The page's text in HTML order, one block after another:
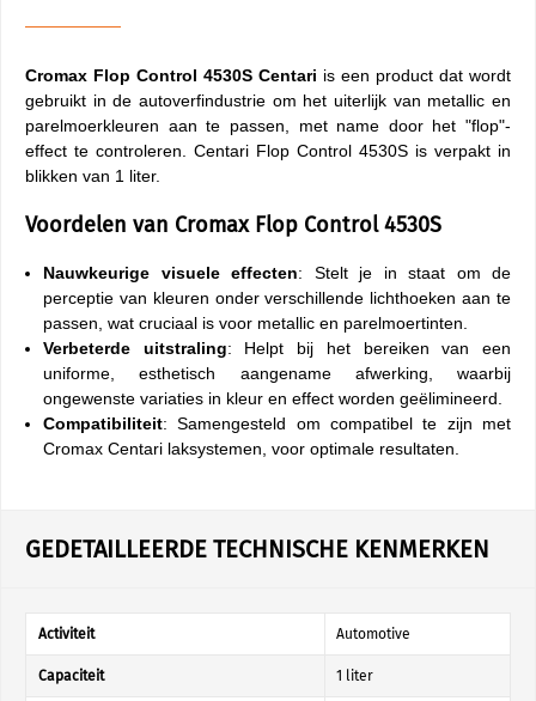
Cromax Flop Control 4530S Centari is een product dat wordt
gebruikt in de autoverfindustrie om het uiterlijk van metallic en
parelmoerkleuren aan te passen, met name door het "flop"-
effect te controleren. Centari Flop Control 4530S is verpakt in
blikken van 1 liter.
Voordelen van Cromax Flop Control 4530S
Nauwkeurige visuele effecten: Stelt je in staat om de
perceptie van kleuren onder verschillende lichthoeken aan te
passen, wat cruciaal is voor metallic en parelmoertinten.
Verbeterde uitstraling: Helpt bij het bereiken van een
uniforme, esthetisch aangename afwerking, waarbij
ongewenste variaties in kleur en effect worden geëlimineerd.
Compatibiliteit: Samengesteld om compatibel te zijn met
Cromax Centari laksystemen, voor optimale resultaten.
GEDETAILLEERDE TECHNISCHE KENMERKEN
Activiteit Automotive
Capaciteit 1 liter